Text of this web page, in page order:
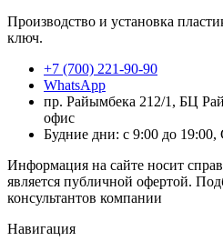
Производство и установка
ключ.
+7 (700) 221-90-90
WhatsApp
пр. Райымбека 212/1, БЦ
офис
Будние дни: с 9:00 до 19:00,
Информация на сайте носит
является публичной офертой.
консультантов компании
Навигация